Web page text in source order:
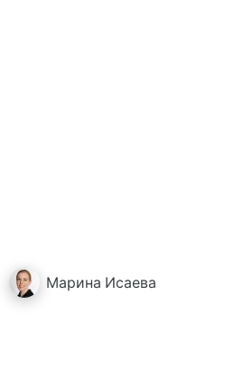
Марина Исаева